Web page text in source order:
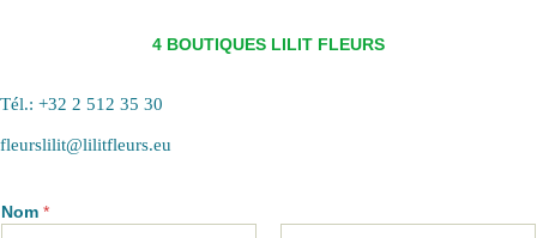
4 BOUTIQUES LILIT FLEURS
Tél.: +32 2 512 35 30
fleurslilit@lilitfleurs.eu
Nom *